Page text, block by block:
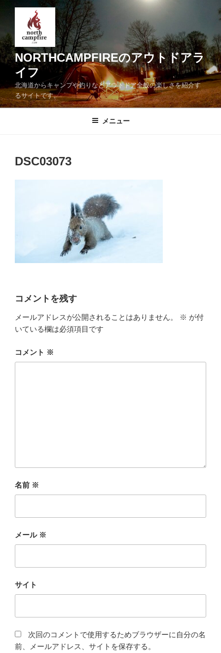
ン
ツ
へ
キ
ッ
NORTHCAMPFIREのアウトドアラ
イフ
北海道からキャンプや釣りなどアウトドア全般の楽しさを紹介す
るサイトです。
メニュー
DSC03073
コメントを残す
メールアドレスが公開されることはありません。 ※ が付
いている欄は必須項目です
コメント ※
名前 ※
メール ※
サイト
次回のコメントで使用するためブラウザーに自分の名
前、メールアドレス、サイトを保存する。